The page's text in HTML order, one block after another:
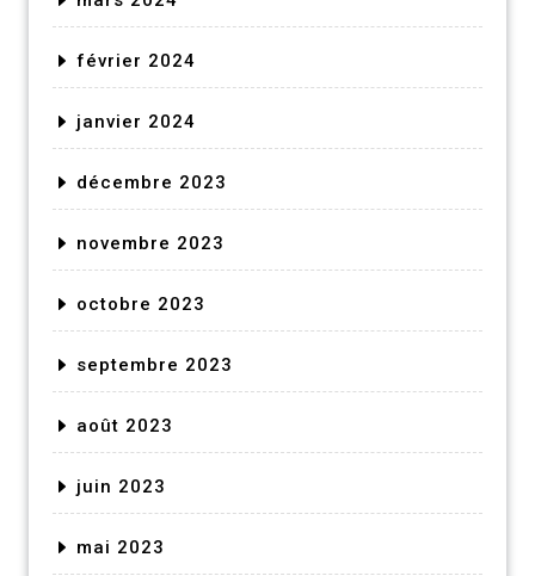
février 2024
janvier 2024
décembre 2023
novembre 2023
octobre 2023
septembre 2023
août 2023
juin 2023
mai 2023